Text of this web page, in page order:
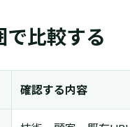
比較する
確認する内容